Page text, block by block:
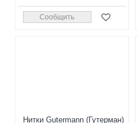
Сообщить
Нитки Gutermann (Гутерман)